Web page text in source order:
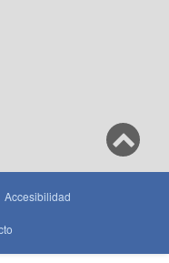
Accesibilidad